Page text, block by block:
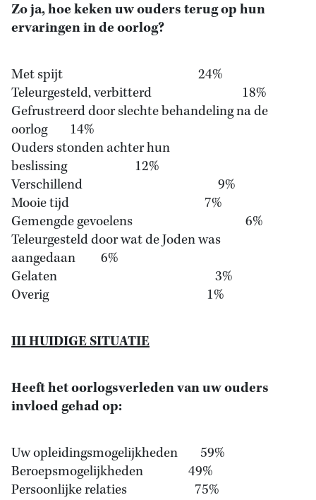
Zo ja, hoe keken uw ouders terug op hun
ervaringen in de oorlog?
Met spijt 24%
Teleurgesteld, verbitterd 18%
Gefrustreerd door slechte behandeling na de
oorlog 14%
Ouders stonden achter hun
beslissing 12%
Verschillend 9%
Mooie tijd 7%
Gemengde gevoelens 6%
Teleurgesteld door wat de Joden was
aangedaan 6%
Gelaten 3%
Overig 1%
III HUIDIGE SITUATIE
Heeft het oorlogsverleden van uw ouders
invloed gehad op:
Uw opleidingsmogelijkheden 59%
Beroepsmogelijkheden 49%
Persoonlijke relaties 75%